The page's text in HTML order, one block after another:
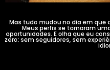
Mas tudo mudou no dia em que
Meus perfis se tornaram
oportunidades. E olha que eu
zero: sem seguidores, sem